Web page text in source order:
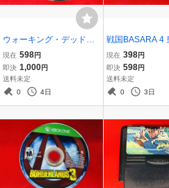
ウォーキング・デッド
（The Walking Dead） 商
品説明必読！！ 綺麗
現在 598円
即決 1,000円
送料未定
0
4日
戦国BASARA 4
サラ 商品説明必
品
現在 398円
即決 598円
送料未定
0
3日